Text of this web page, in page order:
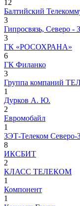
12
Балтийский
3
Гипросвязь, Северо -
3
ГК «РОСОХРАНА»
6
ГК Филанко
3
Группа компаний
1
Дурков А. Ю.
2
Евромобайл
1
ЗЭТ-Телеком Северо-
8
ИКСБИТ
2
КЛАСС ТЕЛЕКОМ
1
Компонент
1